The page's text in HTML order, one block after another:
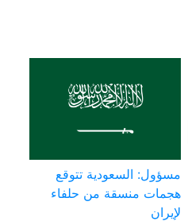
مسؤول: السعودية تتوقع
هجمات منسقة من حلفاء
لإيران